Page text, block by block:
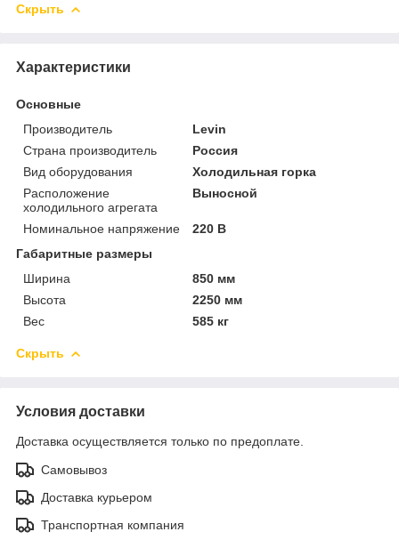
Скрыть
Характеристики
Основные
Производитель
Levin
Страна производитель
Россия
Вид оборудования
Холодильная горка
Расположение
холодильного агрегата
Выносной
Номинальное напряжение
220 В
Габаритные размеры
Ширина
850 мм
Высота
2250 мм
Вес
585 кг
Скрыть
Условия доставки
Доставка осуществляется только по предоплате.
Самовывоз
Доставка курьером
Транспортная компания